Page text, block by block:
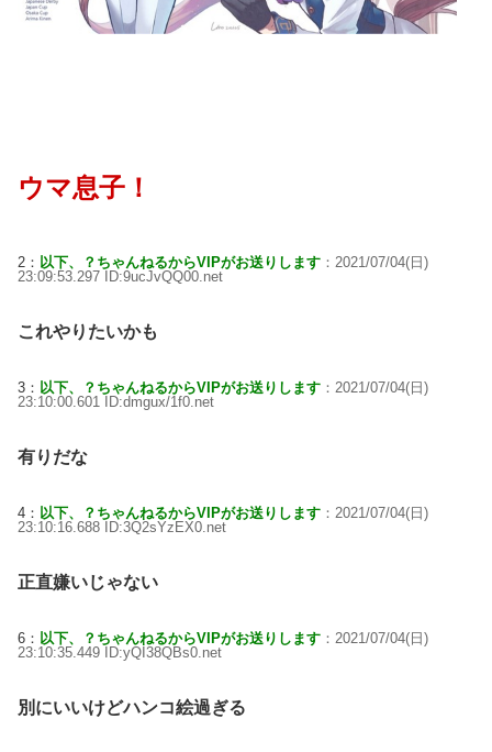
ウマ息子！
2： 以下、？ちゃんねるからVIPがお送りします ：2021/07/04(日)
23:09:53.297 ID:9ucJvQQ00.net
これやりたいかも
3： 以下、？ちゃんねるからVIPがお送りします ：2021/07/04(日)
23:10:00.601 ID:dmgux/1f0.net
有りだな
4： 以下、？ちゃんねるからVIPがお送りします ：2021/07/04(日)
23:10:16.688 ID:3Q2sYzEX0.net
正直嫌いじゃない
6： 以下、？ちゃんねるからVIPがお送りします ：2021/07/04(日)
23:10:35.449 ID:yQI38QBs0.net
別にいいけどハンコ絵過ぎる